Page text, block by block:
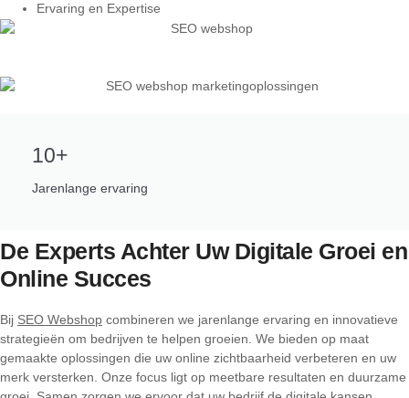
Ervaring en Expertise
10+
Jarenlange ervaring
De Experts Achter Uw Digitale Groei en
Online Succes
Bij SEO Webshop combineren we jarenlange ervaring en innovatieve
strategieën om bedrijven te helpen groeien. We bieden op maat
gemaakte oplossingen die uw online zichtbaarheid verbeteren en uw
merk versterken. Onze focus ligt op meetbare resultaten en duurzame